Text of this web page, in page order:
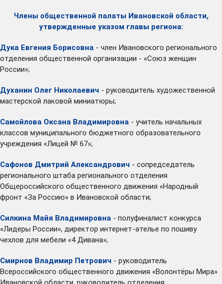
Члены общественной палаты Ивановской области,
утвержденные указом главы региона:
Дука Евгения Борисовна - член Ивановского регионального
отделения общественной организации - «Союз женщин
России»;
Духанин Олег Николаевич - руководитель художественной
мастерской лаковой миниатюры;
Самойлова Оксана Владимировна - учитель начальных
классов муниципального бюджетного образовательного
учреждения «Лицей № 67»;
Сафонов Дмитрий Александрович - сопредседатель
регионального штаба регионального отделения
Общероссийского общественного движения «Народный
фронт «За Россию» в Ивановской области;
Силкина Майя Владимировна - полуфиналист конкурса
«Лидеры России», директор интернет-ателье по пошиву
чехлов для мебели «4 Дивана»;
Смирнов Владимир Петрович - руководитель
Всероссийского общественного движения «Волонтёры Мира»